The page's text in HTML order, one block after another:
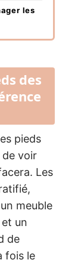
les
des
pieds
de voir
Les
meuble
un
de
fois le